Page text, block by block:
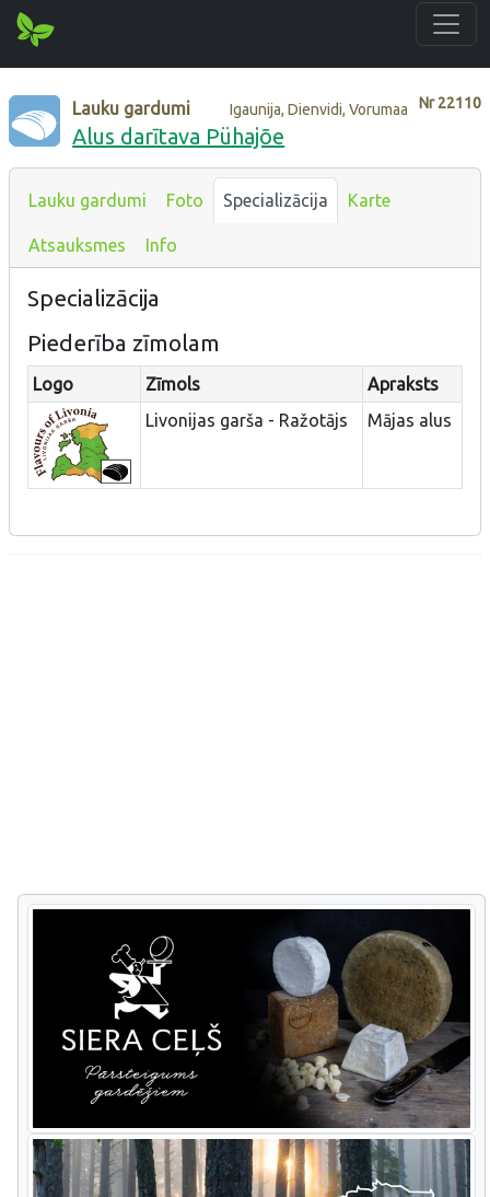
Nr22110
Lauku gardumi Igaunija, Dienvidi, Vorumaa
Alus darītava Pühajõe
Lauku gardumi Foto Specializācija Karte
Atsauksmes Info
Specializācija
Piederība zīmolam
Logo Zīmols
Apraksts
Livonijas garša - Ražotājs
Mājas alus